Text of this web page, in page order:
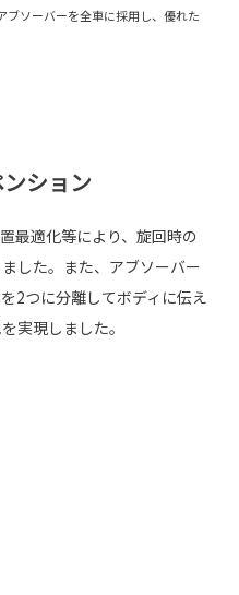
ブソーバーを全車に採用し、優れた
ション
最適化等により、旋回時の
した。また、アブソーバー
2つに分離してボディに伝え
実現しました。